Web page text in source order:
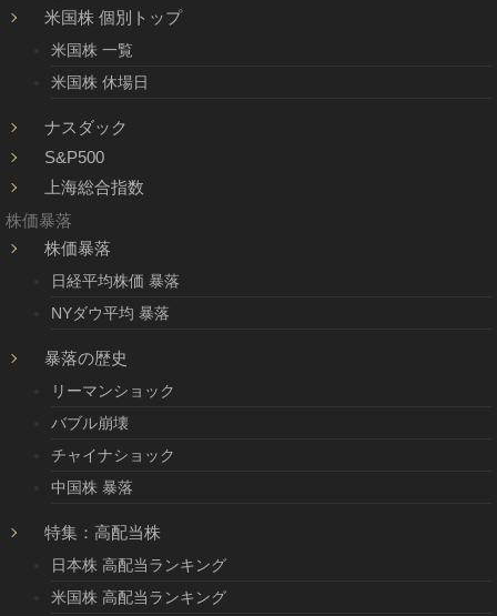
米国株 個別トップ
米国株 一覧
米国株 休場日
ナスダック
S&P500
上海総合指数
株価暴落
株価暴落
日経平均株価 暴落
NYダウ平均 暴落
暴落の歴史
リーマンショック
バブル崩壊
チャイナショック
中国株 暴落
特集：高配当株
日本株 高配当ランキング
米国株 高配当ランキング